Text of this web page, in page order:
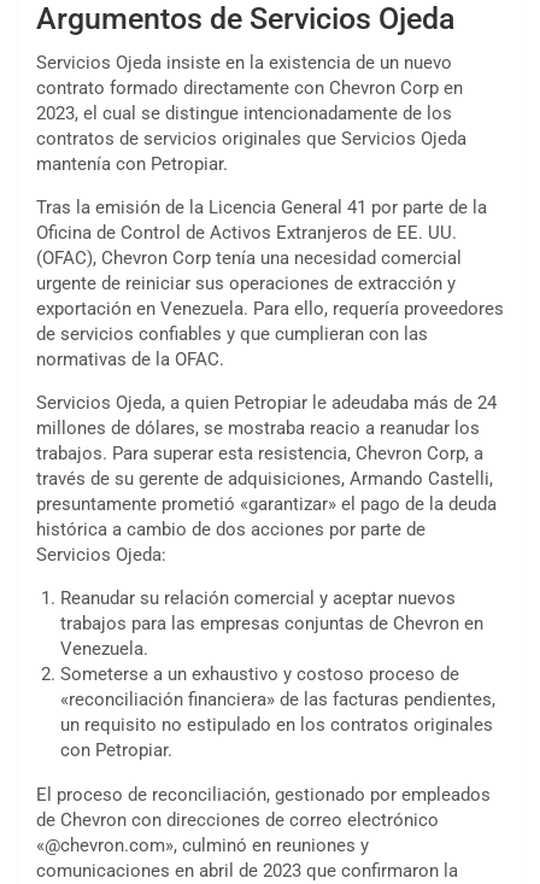
Argumentos de Servicios Ojeda
Servicios Ojeda insiste en la existencia de un nuevo
contrato formado directamente con Chevron Corp en
2023, el cual se distingue intencionadamente de los
contratos de servicios originales que Servicios Ojeda
mantenía con Petropiar.
Tras la emisión de la Licencia General 41 por parte de la
Oficina de Control de Activos Extranjeros de EE. UU.
(OFAC), Chevron Corp tenía una necesidad comercial
urgente de reiniciar sus operaciones de extracción y
exportación en Venezuela. Para ello, requería proveedores
de servicios confiables y que cumplieran con las
normativas de la OFAC.
Servicios Ojeda, a quien Petropiar le adeudaba más de 24
millones de dólares, se mostraba reacio a reanudar los
trabajos. Para superar esta resistencia, Chevron Corp, a
través de su gerente de adquisiciones, Armando Castelli,
presuntamente prometió «garantizar» el pago de la deuda
histórica a cambio de dos acciones por parte de
Servicios Ojeda:
Reanudar su relación comercial y aceptar nuevos
trabajos para las empresas conjuntas de Chevron en
Venezuela.
Someterse a un exhaustivo y costoso proceso de
«reconciliación financiera» de las facturas pendientes,
un requisito no estipulado en los contratos originales
con Petropiar.
El proceso de reconciliación, gestionado por empleados
de Chevron con direcciones de correo electrónico
«@chevron.com», culminó en reuniones y
comunicaciones en abril de 2023 que confirmaron la